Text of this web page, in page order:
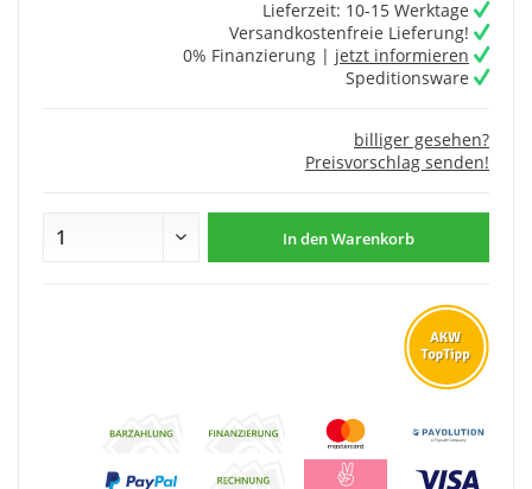
Lieferzeit: 10-15 Werktage
Versandkostenfreie Lieferung!
0% Finanzierung | jetzt informieren
Speditionsware
billiger gesehen?
Preisvorschlag senden!
In denWarenkorb